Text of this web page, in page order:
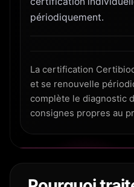
périodiquement.
La certification
et se renouvelle
complète le diagnostic
consignes propres au